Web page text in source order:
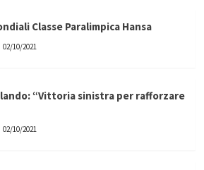
Classe Paralimpica Hansa
02/10/2021
“Vittoria sinistra per rafforzare
02/10/2021